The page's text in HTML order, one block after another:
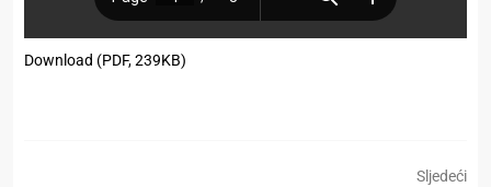
Download (PDF, 239KB)
Sljedeći